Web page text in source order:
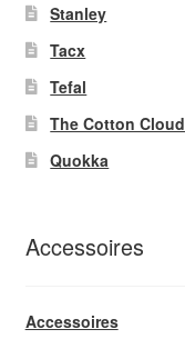
Stanley
Tacx
Tefal
The Cotton Cloud
Quokka
Accessoires
Accessoires